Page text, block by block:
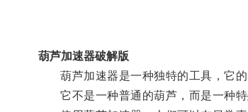
葫芦加速器破解版
葫芦加速器是一种独特的工具，它的
它不是一种普通的葫芦，而是一种特